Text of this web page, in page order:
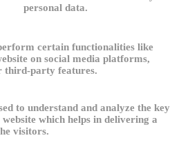
personal data.
certain functionalities like
on social media platforms,
third-party features.
to understand and analyze the key
which helps in delivering a
visitors.